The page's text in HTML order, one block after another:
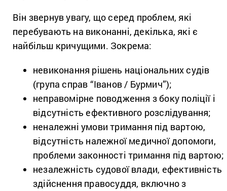
Він звернув увагу, що серед проблем, які
перебувають на виконанні, декілька, які є
найбільш кричущими. Зокрема:
невиконання рішень національних судів
(група справ “Іванов / Бурмич”);
неправомірне поводження з боку поліції і
відсутність ефективного розслідування;
неналежні умови тримання під вартою,
відсутність належної медичної допомоги,
проблеми законності тримання під вартою;
незалежність судової влади, ефективність
здійснення правосуддя, включно з